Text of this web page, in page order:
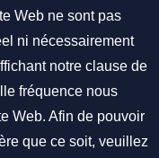
Web ne sont pas
ni nécessairement
notre clause de
fréquence nous
Web. Afin de pouvoir
que ce soit, veuillez